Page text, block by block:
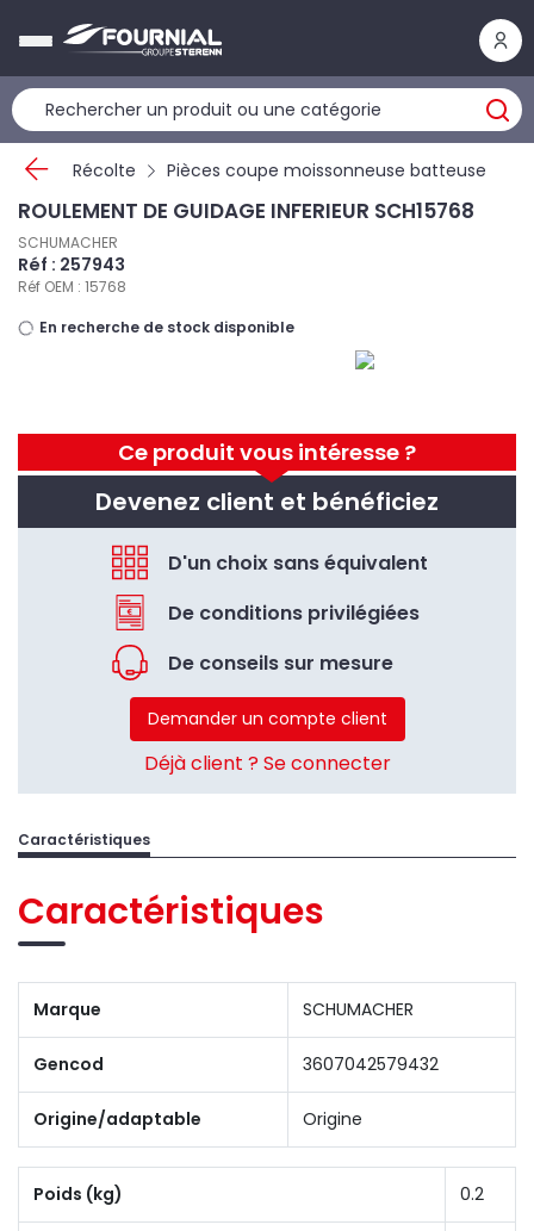
Récolte Pièces coupe moissonneuse batteuse
Ce produit vous intéresse ?
Devenez client et bénéficiez
D'un choix sans équivalent
De conditions privilégiées
De conseils sur mesure
Demander un compte client
Déjà client ? Se connecter
ROULEMENT DE GUIDAGE INFERIEUR SCH15768
SCHUMACHER
Réf : 257943
Réf OEM : 15768
En recherche de stock disponible
Caractéristiques
Caractéristiques
Marque SCHUMACHER
Gencod 3607042579432
Origine/adaptable Origine
Poids (kg) 0.2